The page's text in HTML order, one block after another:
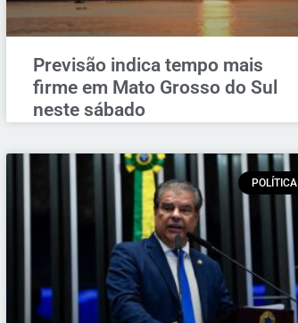
Previsão indica tempo mais
firme em Mato Grosso do Sul
neste sábado
POLÍTICA